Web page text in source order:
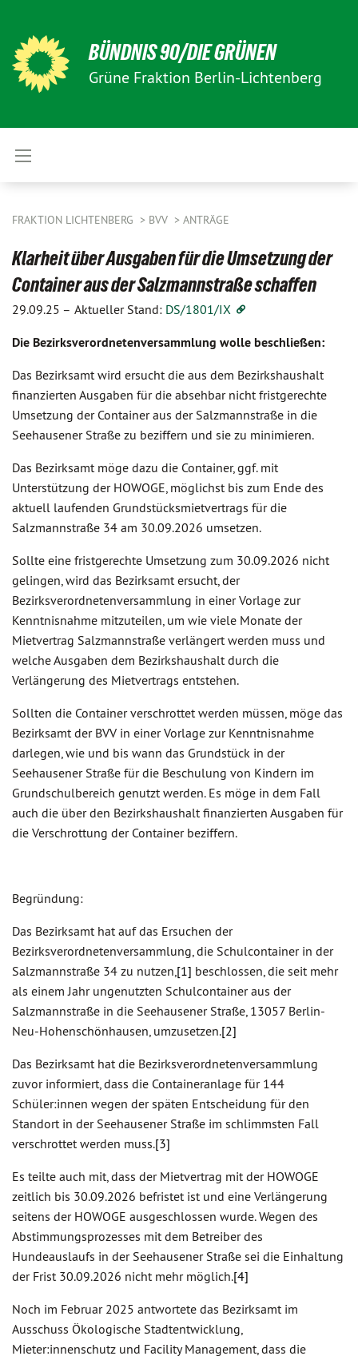
BÜNDNIS 90/DIE GRÜNEN
Grüne Fraktion Berlin-Lichtenberg
FRAKTION LICHTENBERG BVV ANTRÄGE
Klarheit über Ausgaben für die Umsetzung der
Container aus der Salzmannstraße schaffen
29.09.25 – Aktueller Stand: DS/1801/IX
Die Bezirksverordnetenversammlung wolle beschließen:
Das Bezirksamt wird ersucht die aus dem Bezirkshaushalt
finanzierten Ausgaben für die absehbar nicht fristgerechte
Umsetzung der Container aus der Salzmannstraße in die
Seehausener Straße zu beziffern und sie zu minimieren.
Das Bezirksamt möge dazu die Container, ggf. mit
Unterstützung der HOWOGE, möglichst bis zum Ende des
aktuell laufenden Grundstücksmietvertrags für die
Salzmannstraße 34 am 30.09.2026 umsetzen.
Sollte eine fristgerechte Umsetzung zum 30.09.2026 nicht
gelingen, wird das Bezirksamt ersucht, der
Bezirksverordnetenversammlung in einer Vorlage zur
Kenntnisnahme mitzuteilen, um wie viele Monate der
Mietvertrag Salzmannstraße verlängert werden muss und
welche Ausgaben dem Bezirkshaushalt durch die
Verlängerung des Mietvertrags entstehen.
Sollten die Container verschrottet werden müssen, möge das
Bezirksamt der BVV in einer Vorlage zur Kenntnisnahme
darlegen, wie und bis wann das Grundstück in der
Seehausener Straße für die Beschulung von Kindern im
Grundschulbereich genutzt werden. Es möge in dem Fall
auch die über den Bezirkshaushalt finanzierten Ausgaben für
die Verschrottung der Container beziffern.
Begründung:
Das Bezirksamt hat auf das Ersuchen der
Bezirksverordnetenversammlung, die Schulcontainer in der
Salzmannstraße 34 zu nutzen,[1] beschlossen, die seit mehr
als einem Jahr ungenutzten Schulcontainer aus der
Salzmannstraße in die Seehausener Straße, 13057 Berlin-
Neu-Hohenschönhausen, umzusetzen.[2]
Das Bezirksamt hat die Bezirksverordnetenversammlung
zuvor informiert, dass die Containeranlage für 144
Schüler:innen wegen der späten Entscheidung für den
Standort in der Seehausener Straße im schlimmsten Fall
verschrottet werden muss.[3]
Es teilte auch mit, dass der Mietvertrag mit der HOWOGE
zeitlich bis 30.09.2026 befristet ist und eine Verlängerung
seitens der HOWOGE ausgeschlossen wurde. Wegen des
Abstimmungsprozesses mit dem Betreiber des
Hundeauslaufs in der Seehausener Straße sei die Einhaltung
der Frist 30.09.2026 nicht mehr möglich.[4]
Noch im Februar 2025 antwortete das Bezirksamt im
Ausschuss Ökologische Stadtentwicklung,
Mieter:innenschutz und Facility Management, dass die